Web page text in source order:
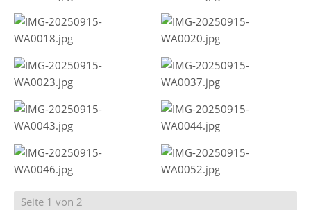
Seite 1 von 2